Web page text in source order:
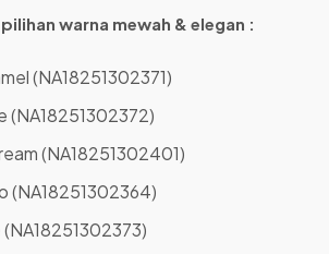
warna mewah & elegan :
(NA18251302371)
(NA18251302372)
(NA18251302401)
(NA18251302364)